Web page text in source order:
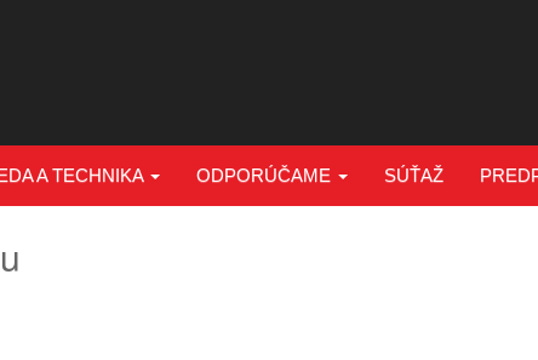
A TECHNIKA ODPORÚČAME SÚŤAŽ